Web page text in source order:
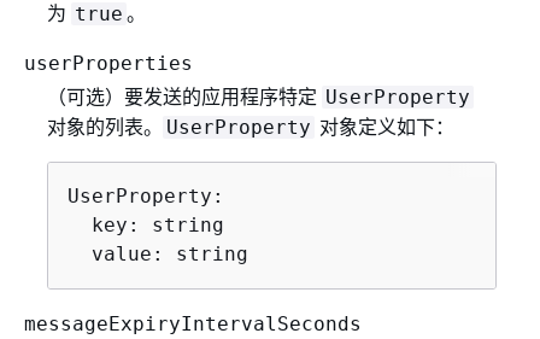
为 true 。
userProperties
（可选）要发送的应用程序特定 UserProperty
对象的列表。 UserProperty 对象定义如下：
UserProperty:
  key: string
  value: string
messageExpiryIntervalSeconds